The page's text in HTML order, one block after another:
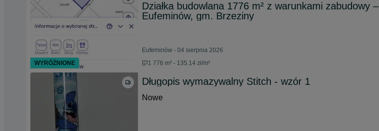
Działka budowlana 1776 m² z warunkami zabudowy –
Eufeminów, gm. Brzeziny
Eufeminów - 04 sierpnia 2026
1 776 m² - 135.14 zł/m²
Długopis wymazywalny Stitch - wzór 1
Nowe
WYRÓŻNIONE